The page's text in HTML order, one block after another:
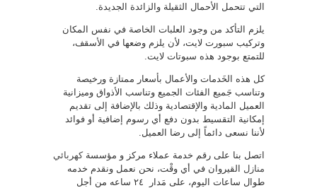
التي تتحمل الأحمال الثقيلة والزائدة الجديدة.
يلزم التأكد من وجود العلبات الخاصة في نفس المكان
وتركيب سبورت لايت، لأن يلزم وضعها في الأسقف،
للتمتع بوجود هذه سبوتات لايت.
كل هذه الخَدمات والأعمال بأسعار ممتازة ورخيصة
وتناسب جَميع الفئات الجميع وتناسب الأذواق وميزانية
العميل المادية والإقتصادية وذلك بالإضافة إلى تقديم
إمكانية التقسيط بدون دفع أي رسوم إضافية أو فوائد
لأننا نسعى دائماً إلى رضا العميل.
اتصل بنا على رقم خدمة عملاء مركز و مؤسسةكهربائي
منازل القيروان في أي وقْت، نحن نعمل ونقدم خدمه
طوال ساعات اليوم، على مَدار ٢٤ ساعه من أجل